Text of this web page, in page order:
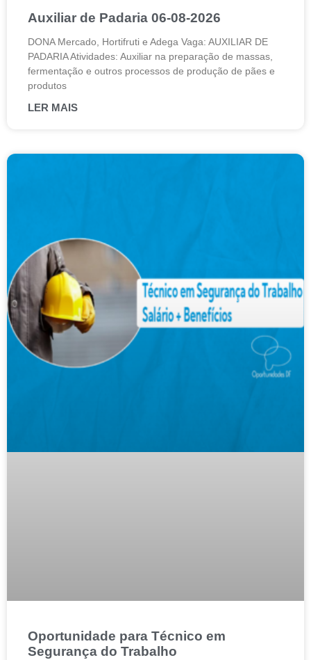
Auxiliar de Padaria 06-08-2026
DONA Mercado, Hortifruti e Adega Vaga: AUXILIAR DE
PADARIA Atividades: Auxiliar na preparação de massas,
fermentação e outros processos de produção de pães e
produtos
LER MAIS
Oportunidade para Técnico em
Segurança do Trabalho